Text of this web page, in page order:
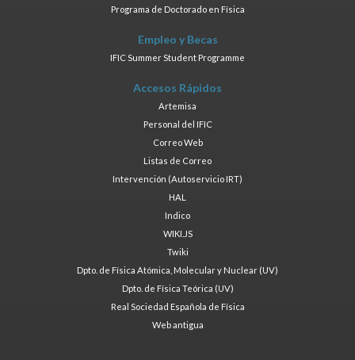
Programa de Doctorado en Física
Empleo y Becas
IFIC Summer Student Programme
Accesos Rápidos
Artemisa
Personal del IFIC
Correo Web
Listas de Correo
Intervención (Autoservicio IRT)
HAL
Indico
WIKI.JS
Twiki
Dpto. de Física Atómica, Molecular y Nuclear (UV)
Dpto. de Física Teórica (UV)
Real Sociedad Española de Física
Web antigua